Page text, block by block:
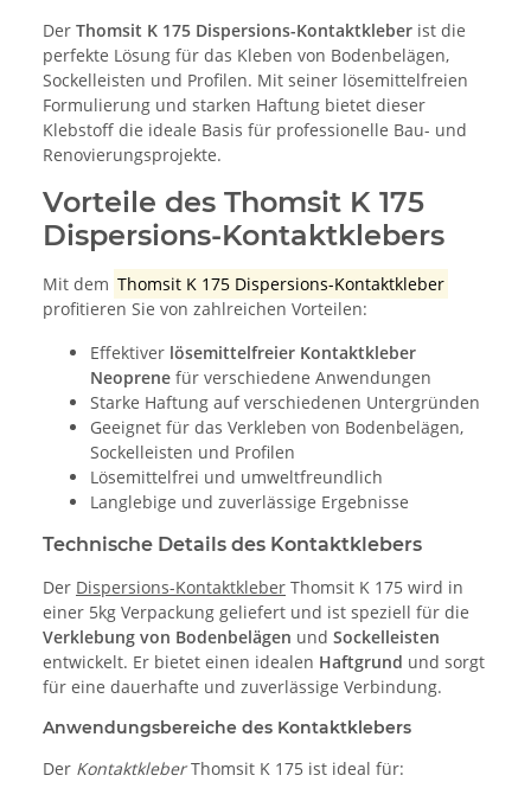
Der Thomsit K 175 Dispersions-Kontaktkleber ist die
perfekte Lösung für das Kleben von Bodenbelägen,
Sockelleisten und Profilen. Mit seiner lösemittelfreien
Formulierung und starken Haftung bietet dieser
Klebstoff die ideale Basis für professionelle Bau- und
Renovierungsprojekte.
Vorteile des Thomsit K 175
Dispersions-Kontaktklebers
Mit dem Thomsit K 175 Dispersions-Kontaktkleber
profitieren Sie von zahlreichen Vorteilen:
Effektiver lösemittelfreier Kontaktkleber
Neoprene für verschiedene Anwendungen
Starke Haftung auf verschiedenen Untergründen
Geeignet für das Verkleben von Bodenbelägen,
Sockelleisten und Profilen
Lösemittelfrei und umweltfreundlich
Langlebige und zuverlässige Ergebnisse
Technische Details des Kontaktklebers
Der Dispersions-Kontaktkleber Thomsit K 175 wird in
einer 5kg Verpackung geliefert und ist speziell für die
Verklebung von Bodenbelägen und Sockelleisten
entwickelt. Er bietet einen idealen Haftgrund und sorgt
für eine dauerhafte und zuverlässige Verbindung.
Anwendungsbereiche des Kontaktklebers
Der KontaktkleberThomsit K 175 ist ideal für: